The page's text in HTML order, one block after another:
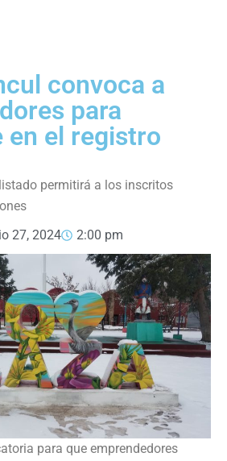
convoca a
para
en el registro
permitirá a los inscritos
27, 2024 2:00 pm
para que emprendedores